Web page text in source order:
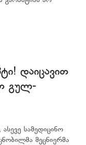
დაიცავით
გულ-
სამედიცინო
მეცნიერმა